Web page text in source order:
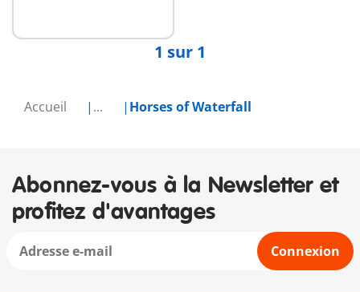
Accueil ... Horses of Waterfall
1 sur 1
Abonnez-vous à la Newsletter et
profitez d'avantages
Connexion